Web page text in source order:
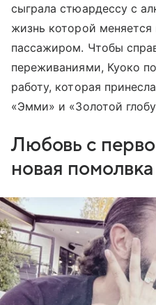
сыграла стюардессу с
жизнь которой
пассажиром. Чтобы
переживаниями, Куоко
работу, которая
«Эмми» и «Золотой
Любовь с
новая помолвка